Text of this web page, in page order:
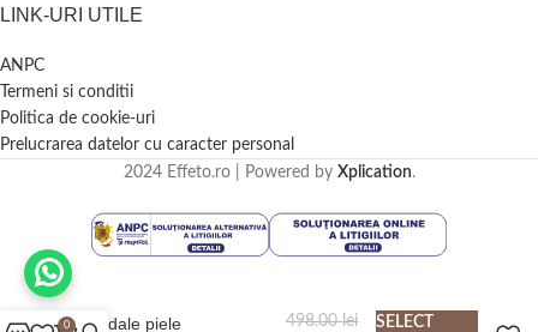
LINK-URI UTILE
ANPC
Termeni si conditii
Politica de cookie-uri
Prelucrarea datelor cu caracter personal
2024 Effeto.ro | Powered by Xplication.
Sandale piele 498.00lei SELECT
0